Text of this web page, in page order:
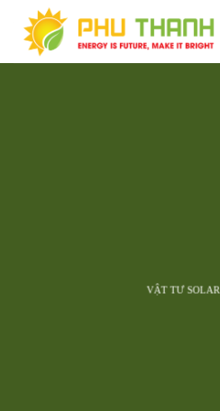
Chuyển
VẬT TƯ SOLAR